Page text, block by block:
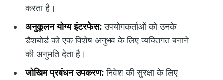
करता है।
अनुकूलन योग्य इंटरफेस:उपयोगकर्ताओं को उनके
डैशबोर्ड को एक विशेष अनुभव के लिए व्यक्तिगत बनाने
की अनुमति देता है।
जोखिम प्रबंधन उपकरण:निवेश की सुरक्षा के लिए